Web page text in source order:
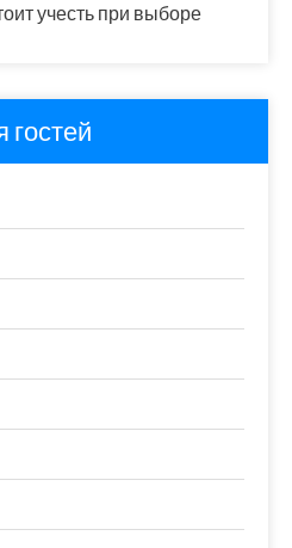
учесть при выборе